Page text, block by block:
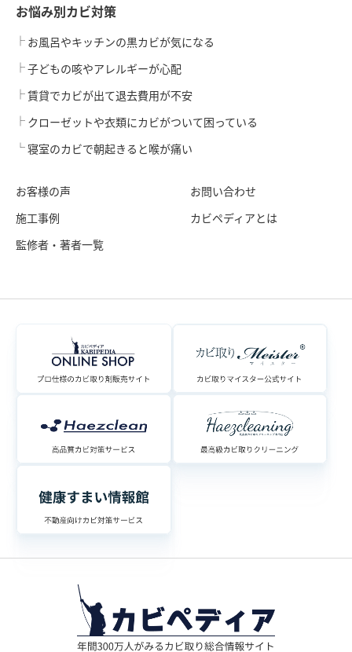
お悩み別カビ対策
お風呂やキッチンの黒カビが気になる
子どもの咳やアレルギーが心配
賃貸でカビが出て退去費用が不安
クローゼットや衣類にカビがついて困っている
寝室のカビで朝起きると喉が痛い
お客様の声
施工事例
監修者・著者一覧
お問い合わせ
カビペディアとは